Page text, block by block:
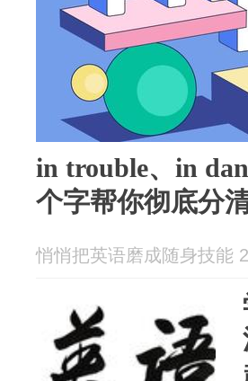
in trouble、in
个字帮你彻底分
悄悄把英语磨成随身技能